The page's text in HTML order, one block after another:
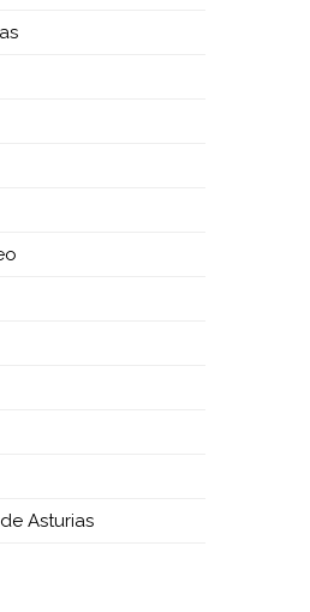
Asturias